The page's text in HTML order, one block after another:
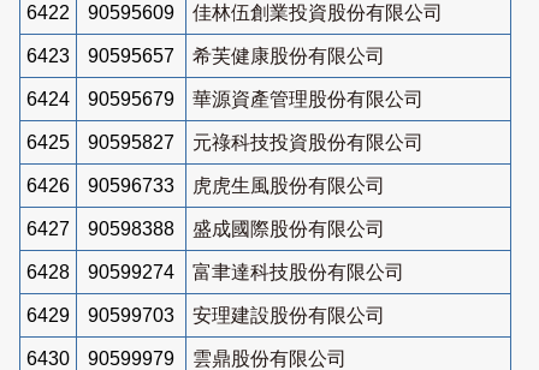
6422 90595609 佳林伍創業投資股份有限公司
6423 90595657 希芙健康股份有限公司
6424 90595679 華源資產管理股份有限公司
6425 90595827 元祿科技投資股份有限公司
6426 90596733 虎虎生風股份有限公司
6427 90598388 盛成國際股份有限公司
6428 90599274 富聿達科技股份有限公司
6429 90599703 安理建設股份有限公司
6430 90599979 雲鼎股份有限公司